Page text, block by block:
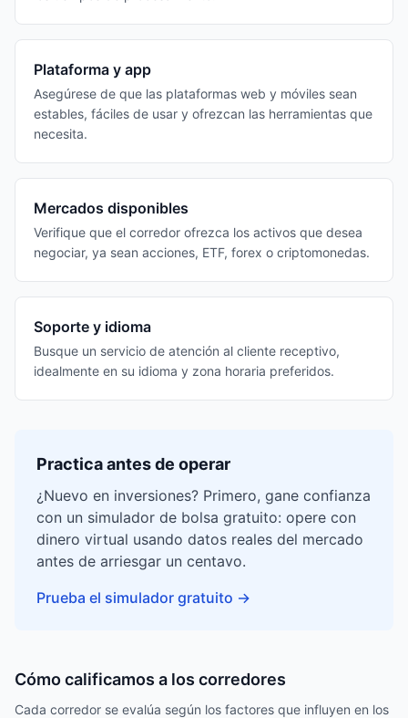
Plataforma y app
Asegúrese de que las plataformas web y móviles sean
estables, fáciles de usar y ofrezcan las herramientas que
necesita.
Mercados disponibles
Verifique que el corredor ofrezca los activos que desea
negociar, ya sean acciones, ETF, forex o criptomonedas.
Soporte y idioma
Busque un servicio de atención al cliente receptivo,
idealmente en su idioma y zona horaria preferidos.
Practica antes de operar
¿Nuevo en inversiones? Primero, gane confianza
con un simulador de bolsa gratuito: opere con
dinero virtual usando datos reales del mercado
antes de arriesgar un centavo.
Prueba el simulador gratuito →
Cómo calificamos a los corredores
Cada corredor se evalúa según los factores que influyen en los